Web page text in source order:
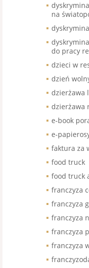
na
do pracy
dzieci w
dzień
dzierżawa
dzierżawa
e-book
e-
faktura za
food truck
food truck
franczyza
franczyza
franczyza
franczyza
franczyza